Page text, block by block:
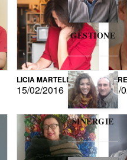
LICIA MARTELLI
15/02/2016 15/
GESTIONE
SINERGIE